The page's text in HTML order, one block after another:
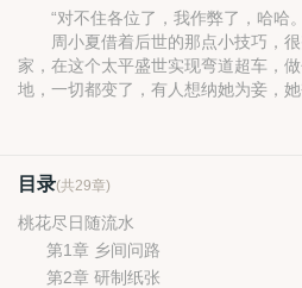
“对不住各位了，我作弊了，哈哈
周小夏借着后世的那点小技巧，很
家，在这个太平盛世实现弯道超车，
地，一切都变了，有人想纳她为妾，她
梦想。
目录(共29章)
桃花尽日随流水
第1章 乡间问路
第2章 研制纸张